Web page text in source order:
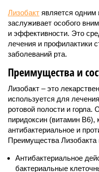
Лизобакт является одним
заслуживает особого
и эффективности. Это
лечения и профилактики
заболеваний рта.
Преимущества и
Лизобакт – это
используется для
ротовой полости и
пиридоксин (витамин
антибактериальное и
Преимущества
Антибактериальное
бактериальные